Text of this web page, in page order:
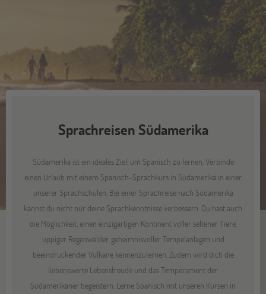
Sprachreisen Südamerika
Südamerika ist ein ideales Ziel, um Spanisch zu lernen. Verbinde
einen Urlaub mit einem Spanisch-Sprachkurs in Südamerika in einer
unserer Sprachschulen. Bei einer Sprachreise nach Südamerika
kannst du nicht nur deine Sprachkenntnisse verbessern. Du hast auch
die Möglichkeit, einen einzigartigen Kontinent voller seltener Tiere,
üppiger Regenwälder, geheimnisvoller Tempelanlagen und
beeindruckender Vulkane kennenzulernen. Zudem wird dich die
liebenswerte Lebensfreude und das Temperament der
Südamerikaner begeistern. Lerne Spanisch mit unseren Kursen in